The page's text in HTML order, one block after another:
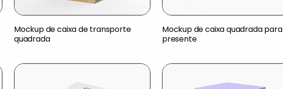
Mockup de caixa de transporte
quadrada
Mockup de caixa quadrada para
presente